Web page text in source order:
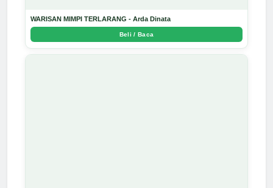
WARISAN MIMPI TERLARANG - Arda Dinata
Beli / Baca